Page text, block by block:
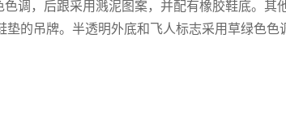
调，后跟采用溅泥图案，并配有橡胶鞋底。其
的吊牌。半透明外底和飞人标志采用草绿色色